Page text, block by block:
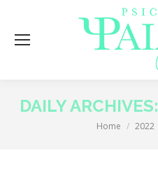
DAILY ARCHIVES:
You are here:
Home 2022